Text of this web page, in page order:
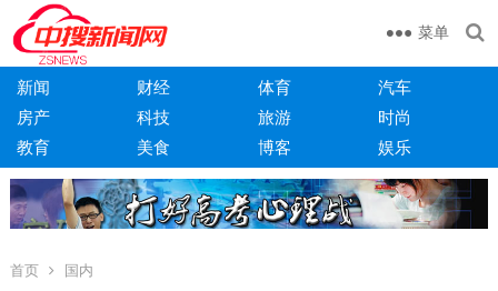
菜单
新闻 财经 体育
汽车
房产
科技 旅游
时尚
教育
美食 博客 娱乐
首页 国内